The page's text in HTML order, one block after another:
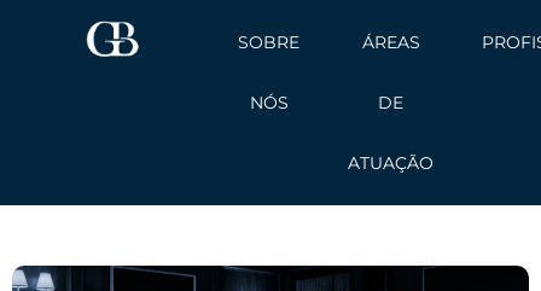
SOBRE
NÓS
ÁREAS
DE
ATUAÇÃO